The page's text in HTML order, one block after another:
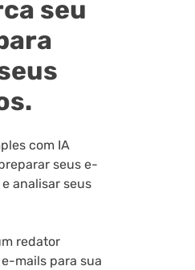
seu
com IA
seus e-
analisar seus
redator
mails para sua